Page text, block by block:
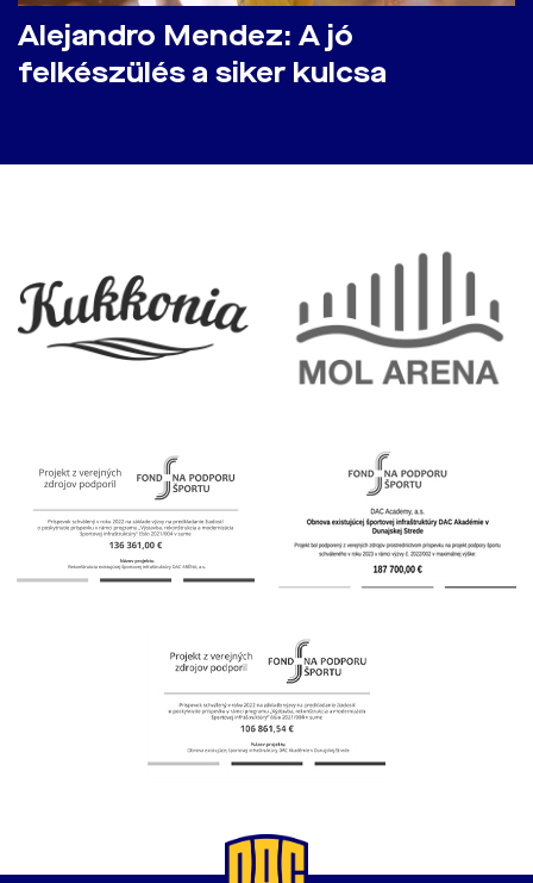
Alejandro Mendez: A jó
felkészülés a siker kulcsa